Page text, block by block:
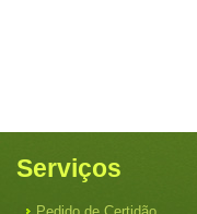
Serviços